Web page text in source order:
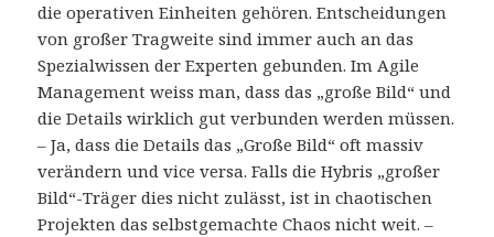
die operativen Einheiten gehören. Entscheidungen
von großer Tragweite sind immer auch an das
Spezialwissen der Experten gebunden. Im Agile
Management weiss man, dass das „große Bild“ und
die Details wirklich gut verbunden werden müssen.
– Ja, dass die Details das „Große Bild“ oft massiv
verändern und vice versa. Falls die Hybris „großer
Bild“-Träger dies nicht zulässt, ist in chaotischen
Projekten das selbstgemachte Chaos nicht weit. –